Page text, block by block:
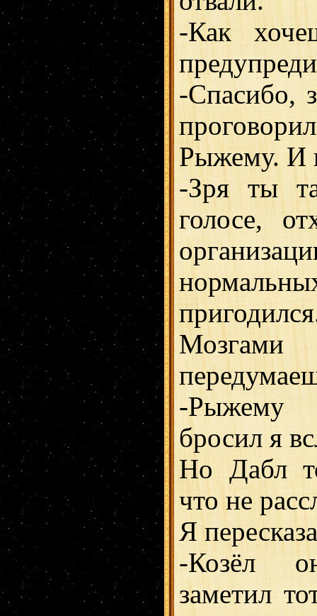
-Как
-Спасибо,
Рыжему. И
-Зря ты
голосе,
-Рыжему
бросил я
Но Дабл
что не
Я
-Козёл
заметил